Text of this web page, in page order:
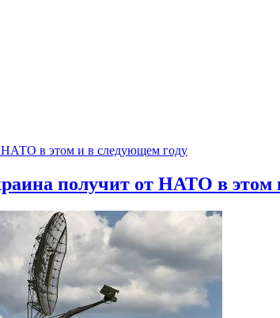
получит от НАТО в этом